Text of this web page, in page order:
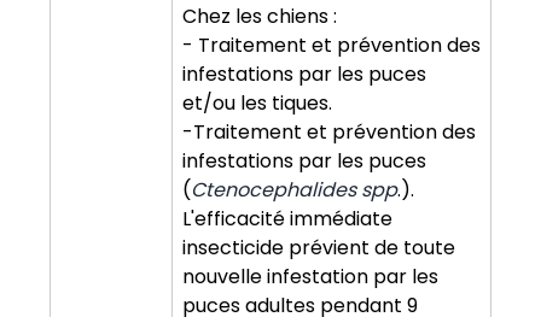
Chez les chiens :
- Traitement et prévention des
infestations par les puces
et/ou les tiques.
-Traitement et prévention des
infestations par les puces
(Ctenocephalides spp.).
L'efficacité immédiate
insecticide prévient de toute
nouvelle infestation par les
puces adultes pendant 9